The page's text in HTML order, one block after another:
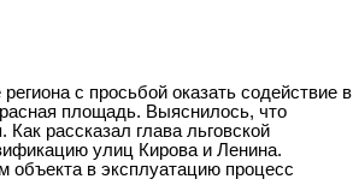
с просьбой оказать содействие в
площадь. Выяснилось, что
рассказал глава льговской
улиц Кирова и Ленина.
объекта в эксплуатацию процесс